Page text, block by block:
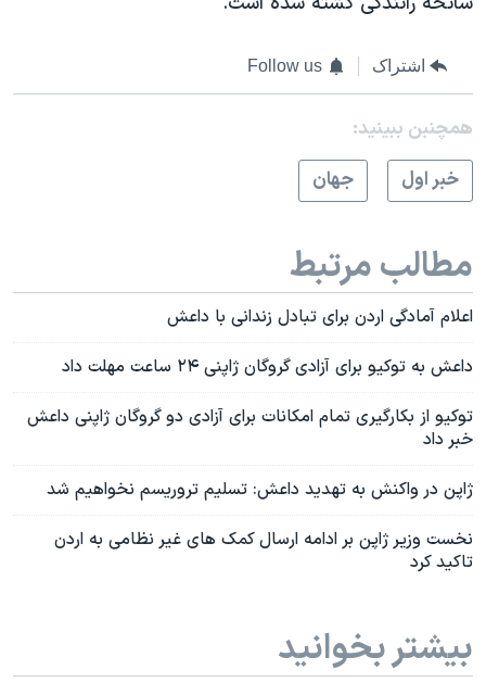
اشتراک Follow us
همچنبن ببینید:
خبر اول
جهان
مطالب مرتبط
اعلام آمادگی اردن برای تبادل زندانی با داعش
داعش به توکیو برای آزادی گروگان ژاپنی ۲۴ ساعت مهلت داد
توکیو از بکارگیری تمام امکانات برای آزادی دو گروگان ژاپنی داعش
خبر داد
ژاپن در واکنش به تهدید داعش: تسلیم تروریسم نخواهیم شد
نخست وزیر ژاپن بر ادامه ارسال کمک های غیر نظامی به اردن
تاکید کرد
بیشتر بخوانید